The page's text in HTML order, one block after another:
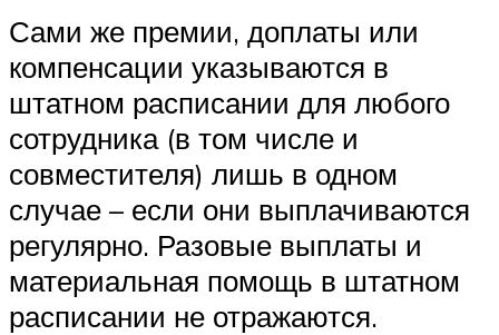
Сами же премии, доплаты или
компенсации указываются в
штатном расписании для любого
сотрудника (в том числе и
совместителя) лишь в одном
случае – если они выплачиваются
регулярно. Разовые выплаты и
материальная помощь в штатном
расписании не отражаются.